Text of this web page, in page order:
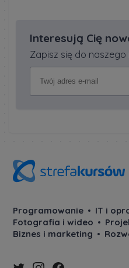
Interesują Cię
Zapisz się do
Programowanie
IT i
Fotografia i wideo
Biznes i marketing